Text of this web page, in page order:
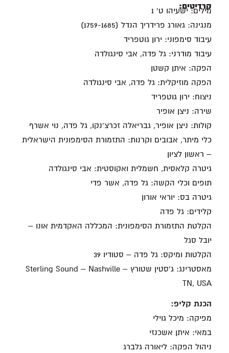
קרדיטים:
מילים: ישעיהו ט' 1
מנגינה: גאורג פרידריך הנדל (1759-1685)
עיבוד סימפוני: ירון גוטפריד
עיבוד מודרני: גל פדה, אבי סינגולדה
הפקה: איתן קשטן
הפקה מוזיקלית: גל פדה, אבי סינגולדה
ניצוח: ירון גוטפריד
שירה: ניצן אופיר
קולות: ניצן אופיר, גבריאלה זכרצ'נקו, גל פדה, נוי אשרף
כלי מיתר, אבובים וקרנות: התזמורת הסימפונית הישראלית
– ראשון לציון
גיטרה קלאסית, חשמלית ואקוסטית: אבי סינגולדה
תופים וכלי הקשה: גל פדה, אשר פדי
גיטרה בס: יוראי אורון
קלידים: גל פדה
הקלטת התזמורת הסימפונית: המכללה האקדמית אונו –
יובל סגל
הקלטות ומיקס: גל פדה – סטודיו 39
מאסטרינג: ג'סטין שטורץ – Sterling Sound – Nashville
TN, USA
הכנת קליפ:
מפיקה: מיכל גוילי
במאי: איתן אשכנזי
ניהול הפקה: ליאורה גלברג